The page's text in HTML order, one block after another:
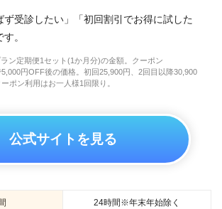
ず受診したい」「初回割引でお得に試した
。
ン定期便1セット(1か月分)の金額。クーポン
5,000円OFF後の価格。初回25,900円、2回目以降30,900
ポン利用はお一人様1回限り。
公式サイトを見る
24時間※年末年始除く